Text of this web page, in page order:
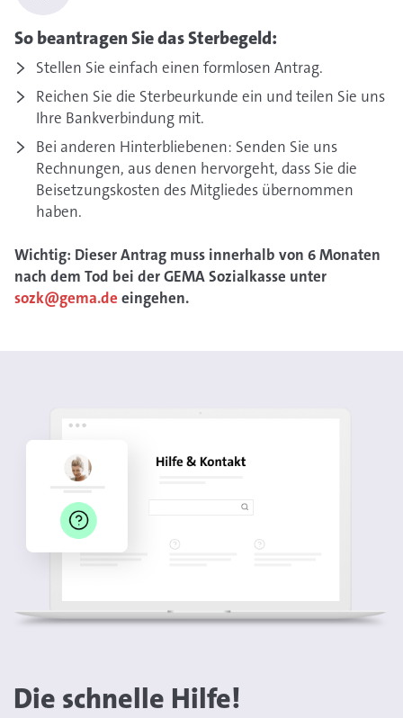
So beantragen Sie das Sterbegeld:
Stellen Sie einfach einen formlosen Antrag.
Reichen Sie die Sterbeurkunde ein und teilen Sie uns
Ihre Bankverbindung mit.
Bei anderen Hinterbliebenen: Senden Sie uns
Rechnungen, aus denen hervorgeht, dass Sie die
Beisetzungskosten des Mitgliedes übernommen
haben.
Wichtig: Dieser Antrag muss innerhalb von 6 Monaten
nach dem Tod bei der GEMA Sozialkasse unter
sozk@gema.de eingehen.
Die schnelle Hilfe!